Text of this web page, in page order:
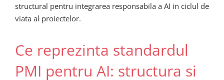
structural pentru integrarea responsabila a AI in ciclul de
viata al proiectelor.
Ce reprezinta standardul
PMI pentru AI: structura si